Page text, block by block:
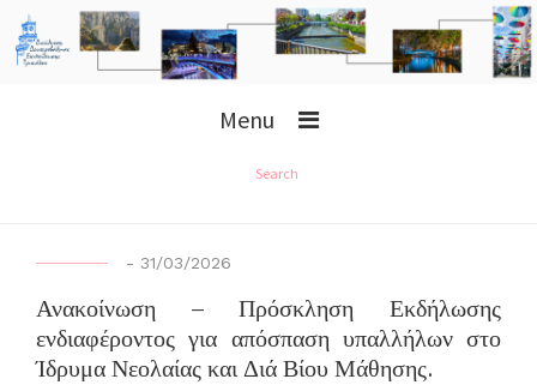
Menu
Search
- 31/03/2026
Ανακοίνωση – Πρόσκληση Εκδήλωσης
ενδιαφέροντος για απόσπαση υπαλλήλων στο
Ίδρυμα Νεολαίας και Διά Βίου Μάθησης.